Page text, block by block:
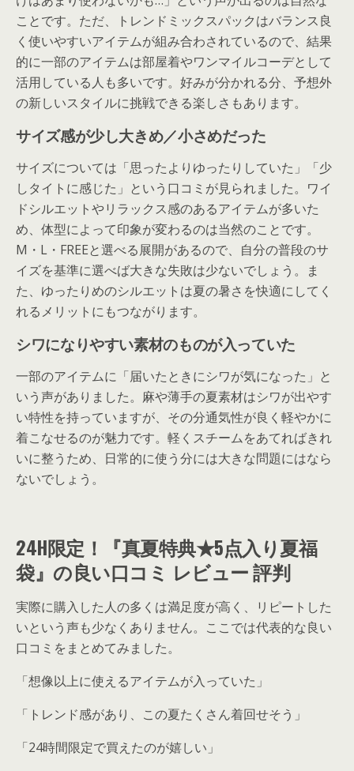
ことです。ただ、トレンドミックスパックはバランス良
く使いやすいアイテムが組み合わされているので、結果
的に一部のアイテムは部屋着やワンマイルコーデとして
活用している人も多いです。好みが分かれる分、予想外
の新しいスタイルに挑戦できる楽しさもあります。
サイズ感が少し大きめ／小さめだった
サイズについては「思ったよりゆったりしていた」「少
しタイトに感じた」という口コミが見られました。ワイ
ドシルエットやリラックス感のあるアイテムが多いた
め、体型によって印象が変わるのは当然のことです。
M・L・FREEと選べる展開があるので、自分の普段のサ
イズを基準に選べば大きな失敗は少ないでしょう。ま
た、ゆったりめのシルエットは夏の暑さを快適にしてく
れるメリットにもつながります。
シワになりやすい素材のものが入っていた
一部のアイテムに「届いたときにシワが気になった」と
いう声がありました。麻や薄手の夏素材はシワが出やす
い特性を持っていますが、その分通気性が良く軽やかに
着こなせるのが魅力です。軽くスチームをあてればきれ
いに整うため、日常的に使う分には大きな問題にはなら
ないでしょう。
24H限定！『真夏特典★5点入り夏福
袋』の良い口コミ レビュー 評判
実際に購入した人の多くは満足度が高く、リピートした
いという声も少なくありません。ここでは代表的な良い
口コミをまとめてみました。
「想像以上に使えるアイテムが入っていた」
「トレンド感があり、この夏たくさん着回せそう」
「24時間限定で買えたのが嬉しい」